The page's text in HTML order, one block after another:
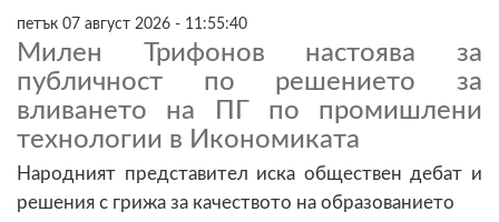
петък 07 август 2026 - 11:55:40
Милен Трифонов настоява за
публичност по решението за
вливането на ПГ по промишлени
технологии в Икономиката
Народният представител иска обществен дебат и
решения с грижа за качеството на образованието